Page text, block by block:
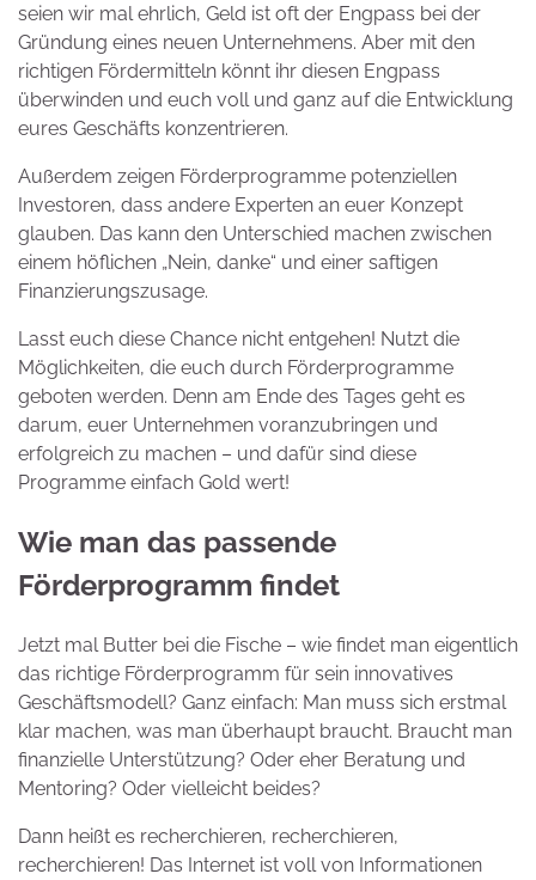
seien wir mal ehrlich, Geld ist oft der Engpass bei der
Gründung eines neuen Unternehmens. Aber mit den
richtigen Fördermitteln könnt ihr diesen Engpass
überwinden und euch voll und ganz auf die Entwicklung
eures Geschäfts konzentrieren.
Außerdem zeigen Förderprogramme potenziellen
Investoren, dass andere Experten an euer Konzept
glauben. Das kann den Unterschied machen zwischen
einem höflichen „Nein, danke“ und einer saftigen
Finanzierungszusage.
Lasst euch diese Chance nicht entgehen! Nutzt die
Möglichkeiten, die euch durch Förderprogramme
geboten werden. Denn am Ende des Tages geht es
darum, euer Unternehmen voranzubringen und
erfolgreich zu machen – und dafür sind diese
Programme einfach Gold wert!
Wie man das passende
Förderprogramm findet
Jetzt mal Butter bei die Fische – wie findet man eigentlich
das richtige Förderprogramm für sein innovatives
Geschäftsmodell? Ganz einfach: Man muss sich erstmal
klar machen, was man überhaupt braucht. Braucht man
finanzielle Unterstützung? Oder eher Beratung und
Mentoring? Oder vielleicht beides?
Dann heißt es recherchieren, recherchieren,
recherchieren! Das Internet ist voll von Informationen